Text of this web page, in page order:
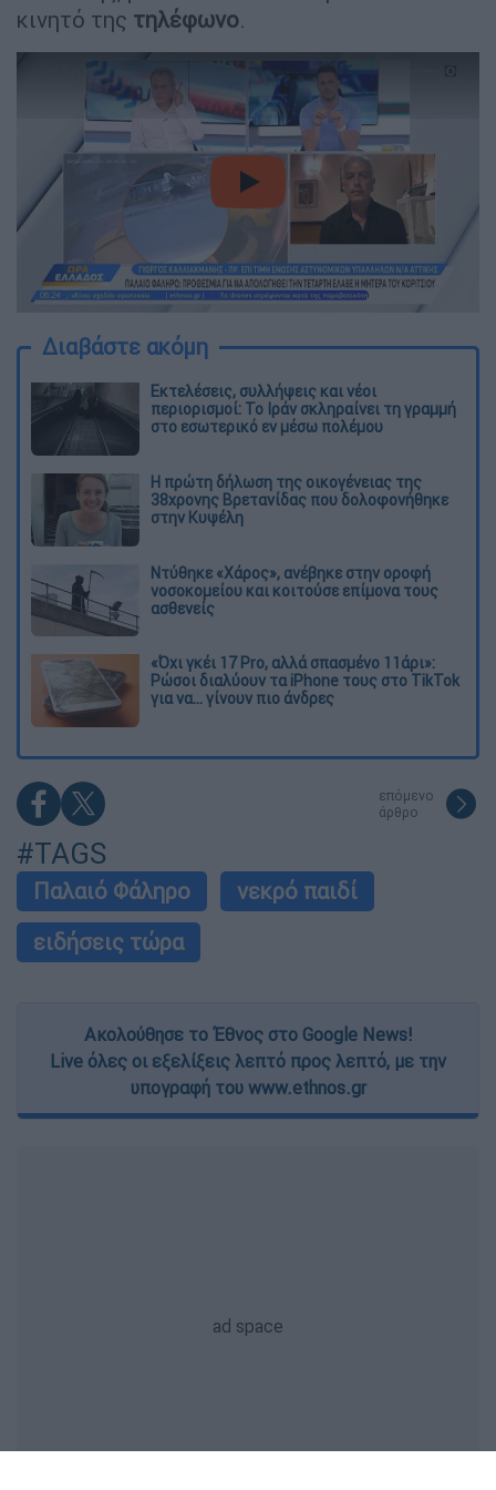
κινητό της τηλέφωνο.
video
Διαβάστε ακόμη
Εκτελέσεις, συλλήψεις και νέοι
περιορισμοί: Το Ιράν σκληραίνει τη γραμμή
στο εσωτερικό εν μέσω πολέμου
Η πρώτη δήλωση της οικογένειας της
38χρονης Βρετανίδας που δολοφονήθηκε
στην Κυψέλη
Ντύθηκε «Χάρος», ανέβηκε στην οροφή
νοσοκομείου και κοιτούσε επίμονα τους
ασθενείς
«Όχι γκέι 17 Pro, αλλά σπασμένο 11άρι»:
Ρώσοι διαλύουν τα iPhone τους στο TikTok
για να... γίνουν πιο άνδρες
επόμενο
άρθρο
#TAGS
Παλαιό Φάληρο
νεκρό παιδί
ειδήσεις τώρα
Ακολούθησε το Έθνος στο Google News!
Live όλες οι εξελίξεις λεπτό προς λεπτό, με την
υπογραφή του www.ethnos.gr